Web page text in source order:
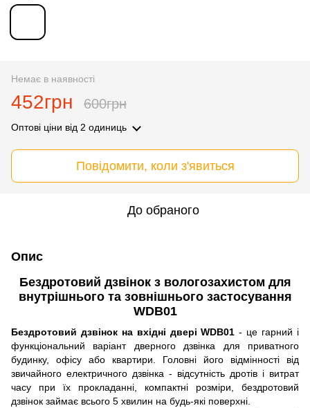
Немає в наявності
452грн 600грн
Оптові ціни від 2 одиниць
Повідомити, коли з'явиться
До обраного
Опис
Бездротовий дзвінок з вологозахистом для
внутрішнього та зовнішнього застосування
WDB01
Бездротовий дзвінок на вхідні двері WDB01 - це гарний і
функціональний варіант дверного дзвінка для приватного
будинку, офісу або квартири. Головні його відмінності від
звичайного електричного дзвінка - відсутність дротів і витрат
часу при їх прокладанні, компактні розміри, бездротовий
дзвінок займає всього 5 хвилин на будь-які поверхні.